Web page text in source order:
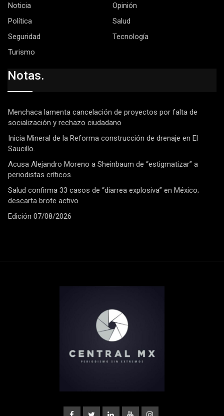
Noticia
Opinión
Política
Salud
Seguridad
Tecnología
Turismo
Notas.
Menchaca lamenta cancelación de proyectos por falta de
socialización y rechazo ciudadano
Inicia Mineral de la Reforma construcción de drenaje en El
Saucillo.
Acusa Alejandro Moreno a Sheinbaum de “estigmatizar” a
periodistas críticos.
Salud confirma 33 casos de “diarrea explosiva” en México;
descarta brote activo
Edición 07/08/2026